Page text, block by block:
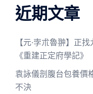
近期文章
【元·孛朮魯翀】正
《重建正定府學記》
袁詠儀剖腹台包養價
不決